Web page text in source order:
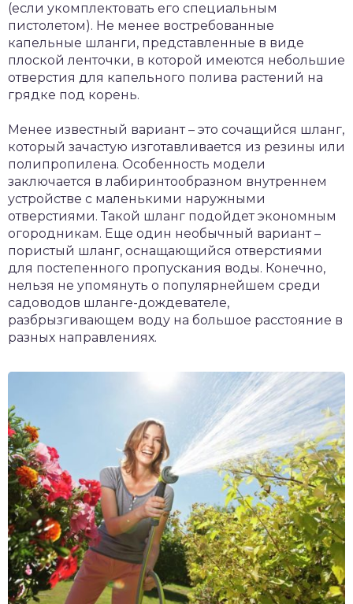
(если укомплектовать его специальным
пистолетом). Не менее востребованные
капельные шланги, представленные в виде
плоской ленточки, в которой имеются небольшие
отверстия для капельного полива растений на
грядке под корень.
Менее известный вариант – это сочащийся шланг,
который зачастую изготавливается из резины или
полипропилена. Особенность модели
заключается в лабиринтообразном внутреннем
устройстве с маленькими наружными
отверстиями. Такой шланг подойдет экономным
огородникам. Еще один необычный вариант –
пористый шланг, оснащающийся отверстиями
для постепенного пропускания воды. Конечно,
нельзя не упомянуть о популярнейшем среди
садоводов шланге-дождевателе,
разбрызгивающем воду на большое расстояние в
разных направлениях.